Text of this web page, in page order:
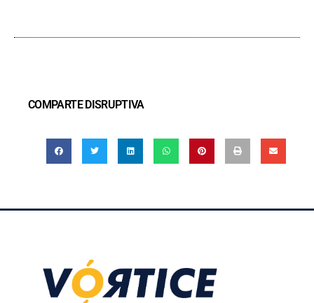
COMPARTE DISRUPTIVA